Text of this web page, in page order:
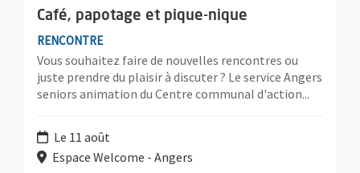
Café, papotage et pique-nique
RENCONTRE
Vous souhaitez faire de nouvelles rencontres ou
juste prendre du plaisir à discuter ? Le service Angers
seniors animation du Centre communal d'action...
Le 11 août
Espace Welcome - Angers